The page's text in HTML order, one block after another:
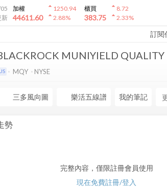
新
加權
44611.60
arrow_drop_up1250.94
arrow_drop_up2.88%
櫃買
383.75
arrow_drop_up8.72
arrow_drop_up2.33%
訂閱
MUNIYIELD
MQY NYSE
三多風向圖 樂活五線譜 我的筆記
勢
完整內容，僅限註冊會員使用
現在免費註冊/登入